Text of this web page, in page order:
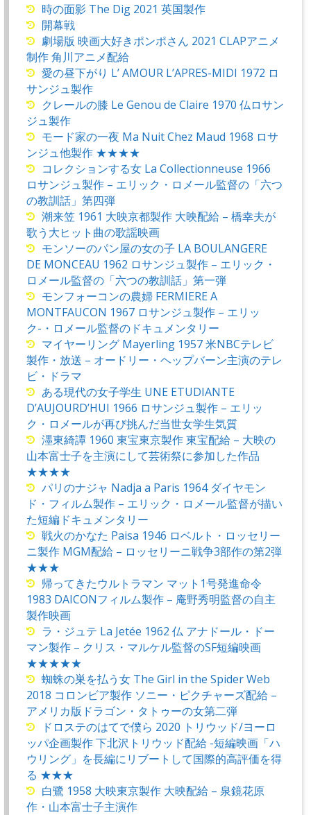
時の面影 The Dig 2021 英国製作
開幕戦
劇場版 映画大好きポンポさん 2021 CLAPアニメ
制作 角川アニメ配給
愛の昼下がり L’ AMOUR L’APRES-MIDI 1972 ロ
サンジュ製作
クレールの膝 Le Genou de Claire 1970 仏ロサン
ジュ製作
モード家の一夜 Ma Nuit Chez Maud 1968 ロサ
ンジュ他製作 ★★★★
コレクションする女 La Collectionneuse 1966
ロサンジュ製作 – エリック・ロメール監督の「六つ
の教訓話」第四弾
潮来笠 1961 大映京都製作 大映配給 – 橋幸夫が
歌う大ヒット曲の歌謡映画
モンソーのパン屋の女の子 LA BOULANGERE
DE MONCEAU 1962 ロサンジュ製作 – エリック・
ロメール監督の「六つの教訓話」第一弾
モンフォーコンの農婦 FERMIERE A
MONTFAUCON 1967 ロサンジュ製作 – エリッ
ク-・ロメール監督のドキュメンタリー
マイヤーリング Mayerling 1957 米NBCテレビ
製作・放送 – オードリー・ヘップバーン主演のテレ
ビ・ドラマ
ある現代の女子学生 UNE ETUDIANTE
D’AUJOURD’HUI 1966 ロサンジュ製作 – エリッ
ク・ロメールが再び挑んだ当世女学生気質
濹東綺譚 1960 東宝東京製作 東宝配給 – 大映の
山本富士子を主演にして芸術祭に参加した作品
★★★★
パリのナジャ Nadja a Paris 1964 ダイヤモン
ド・フィルム製作 – エリック・ロメール監督が描い
た短編ドキュメンタリー
戦火のかなた Paisa 1946 ロベルト・ロッセリー
ニ製作 MGM配給 – ロッセリーニ戦争3部作の第2弾
★★★
帰ってきたウルトラマン マット1号発進命令
1983 DAICONフィルム製作 – 庵野秀明監督の自主
製作映画
ラ・ジュテ La Jetée 1962 仏 アナドール・ドー
マン製作 – クリス・マルケル監督のSF短編映画
★★★★★
蜘蛛の巣を払う女 The Girl in the Spider Web
2018 コロンビア製作 ソニー・ピクチャーズ配給 –
アメリカ版ドラゴン・タトゥーの女第二弾
ドロステのはてで僕ら 2020 トリウッド/ヨーロ
ッパ企画製作 下北沢トリウッド配給 -短編映画「ハ
ウリング」を長編にリブートして国際的高評価を得
る ★★★
白鷺 1958 大映東京製作 大映配給 – 泉鏡花原
作・山本富士子主演作